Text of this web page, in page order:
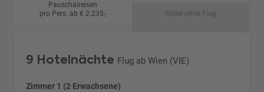
Pauschalreisen
pro Pers. ab € 2.235,-
Hotel ohne Flug
9 Hotelnächte Flug ab Wien (VIE)
Zimmer 1 (2 Erwachsene)